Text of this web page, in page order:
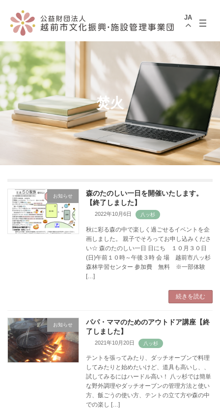
へ
ス
キ
ッ
プ
ョ
ン
に
移
動
JA
焚火
お知らせ
森のたのしい一日を開催いたします。
【終了しました】
2022年10月6日
秋に彩る森の中で楽しく過ごせるイベントを企
画しました。 親子でそろってお申し込みくださ
い☆ 森のたのしい一日 日にち １０月３０日
(日)午前１０時～午後３時 会 場 越前市八ッ杉
森林学習センター 参加費 無料 ※一部体験
[…]
続きを読む
お知らせ
パパ・ママのためのアウトドア講座【終
了しました】
2021年10月20日
テントを張ってみたり、ダッチオーブンで料理
してみたりと始めたいけど、道具も高いし、、
試してみるにはハードル高い！ 八ッ杉では簡単
な野外調理やダッチオーブンの管理方法と使い
方、飯ごうの使い方、テントの立て方や森の中
での楽し […]